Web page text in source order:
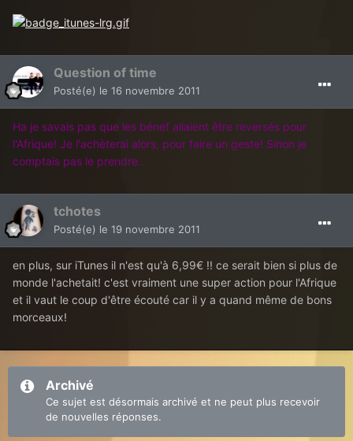
Question of time
Posté(e) le 16 novembre 2011
Ha je savais pas que les bénef allaient être reversés pour
l'Afrique! Je l'achèterai alors, pour faire un geste! Sinon je
comptais pas le prendre..
tchotes
Posté(e) le 19 novembre 2011
en plus, sur iTunes il n'est qu'à 6,99€ !! ce serait bien si plus de
monde l'achetait! c'est vraiment une super action pour l'Afrique
et il vaut le coup d'être écouté car il y a quand même de bons
morceaux!
Archivé
Ce sujet est désormais archivé et ne peut plus recevoir
de nouvelles réponses.